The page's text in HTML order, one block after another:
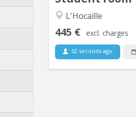
L'Hocaille
445 € excl. charges
52 seconds ago